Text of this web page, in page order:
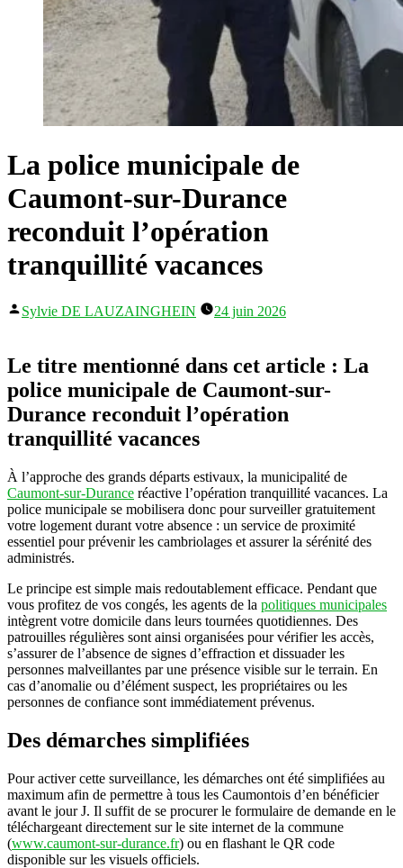
La police municipale de
Caumont-sur-Durance
reconduit l’opération
tranquillité vacances
Publié
Sylvie DE LAUZAINGHEIN 24 juin 2026
Le titre mentionné dans cet article : La
police municipale de Caumont-sur-
Durance reconduit l’opération
tranquillité vacances
À l’approche des grands départs estivaux, la municipalité de
Caumont-sur-Durance réactive l’opération tranquillité vacances. La
police municipale se mobilisera donc pour surveiller gratuitement
votre logement durant votre absence : un service de proximité
essentiel pour prévenir les cambriolages et assurer la sérénité des
administrés.
Le principe est simple mais redoutablement efficace. Pendant que
vous profitez de vos congés, les agents de la politiques municipales
intègrent votre domicile dans leurs tournées quotidiennes. Des
patrouilles régulières sont ainsi organisées pour vérifier les accès,
s’assurer de l’absence de signes d’effraction et dissuader les
personnes malveillantes par une présence visible sur le terrain. En
cas d’anomalie ou d’élément suspect, les propriétaires ou les
personnes de confiance sont immédiatement prévenus.
Des démarches simplifiées
Pour activer cette surveillance, les démarches ont été simplifiées au
maximum afin de permettre à tous les Caumontois d’en bénéficier
avant le jour J. Il suffit de se procurer le formulaire de demande en le
téléchargeant directement sur le site internet de la commune
(www.caumont-sur-durance.fr) ou en flashant le QR code
disponible sur les visuels officiels.